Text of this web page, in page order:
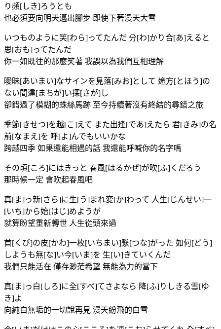
り頻[しき]ろうとも
也必須要向明天邁出腳步 即使下著漫天大雪
いつものように笑[わら]ってたんだ 分[わ]かり合[あ]えると
思[おも]ってたんだ
你一如既往的那麼笑著 我誤以為我們互相理解
曖昧[あいまい]なサインを見落[みお]として 途方[とほう]の
ない間違[まちが]い探[さが]し
卻錯過了模糊的蛛絲馬跡 至今持續著沒有終結的尋錯之旅
季節[きせつ]を越[こ]えて また出逢[であ]えたら 君[きみ]の名
前[なまえ]を 呼[よ]んでもいいかな
跨越四季 如果還能相遇的話 我還能呼喊你的名字嗎
その頃[ころ]にはきっと 春風[はるかぜ]が吹[ふ]くだろう
那時候一定 會吹起春風吧
真[ま]っ新[さら]に生[う]まれ変[か]わって 人生[じんせい]一
[いち]から始[はじ]めようが
就算盼望重新轉世 人生從頭來過
首[くび]の皮[かわ]一枚[いちまい]繋[つな]がった 如何[どう]
しようも無[な]い今[いま]を 生[い]きていくんだ
我們只能活在 僅存渺茫希望 無能為力的當下
真[ま]っ白[しろ]に全[すべ]てさよなら 降[ふ]りしきる雪[ゆ
き]よ
向純白無垢的一切說再見 漫天紛飛的白雪